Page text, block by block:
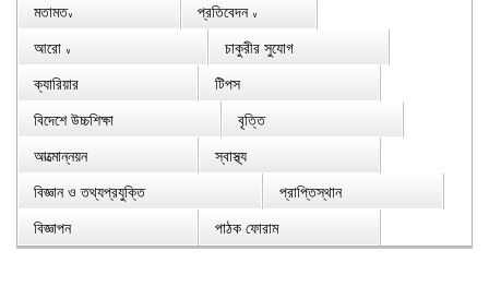
মতামত∨ প্রতিবেদন ∨
আরো ∨
চাকুরীর সুযোগ
ক্যারিয়ার
টিপস
বিদেশে উচ্চশিক্ষা
বৃত্তি
আত্মোন্নয়ন
স্বাস্থ্য
বিজ্ঞান ও তথ্যপ্রযুক্তি
প্রাপ্তিস্থান
বিজ্ঞাপন
পাঠক ফোরাম